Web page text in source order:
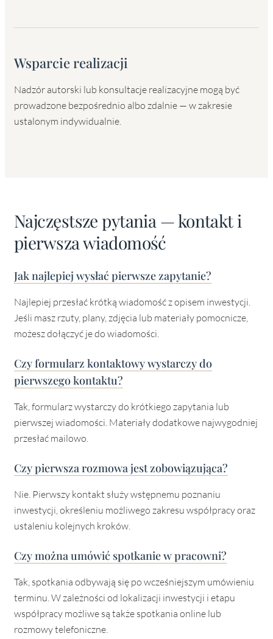
Wsparcie realizacji
Nadzór autorski lub konsultacje realizacyjne mogą być
prowadzone bezpośrednio albo zdalnie — w zakresie
ustalonym indywidualnie.
Najczęstsze pytania — kontakt i
pierwsza wiadomość
Jak najlepiej wysłać pierwsze zapytanie?
Najlepiej przesłać krótką wiadomość z opisem inwestycji.
Jeśli masz rzuty, plany, zdjęcia lub materiały pomocnicze,
możesz dołączyć je do wiadomości.
Czy formularz kontaktowy wystarczy do
pierwszego kontaktu?
Tak, formularz wystarczy do krótkiego zapytania lub
pierwszej wiadomości. Materiały dodatkowe najwygodniej
przesłać mailowo.
Czy pierwsza rozmowa jest zobowiązująca?
Nie. Pierwszy kontakt służy wstępnemu poznaniu
inwestycji, określeniu możliwego zakresu współpracy oraz
ustaleniu kolejnych kroków.
Czy można umówić spotkanie w pracowni?
Tak, spotkania odbywają się po wcześniejszym umówieniu
terminu. W zależności od lokalizacji inwestycji i etapu
współpracy możliwe są także spotkania online lub
rozmowy telefoniczne.